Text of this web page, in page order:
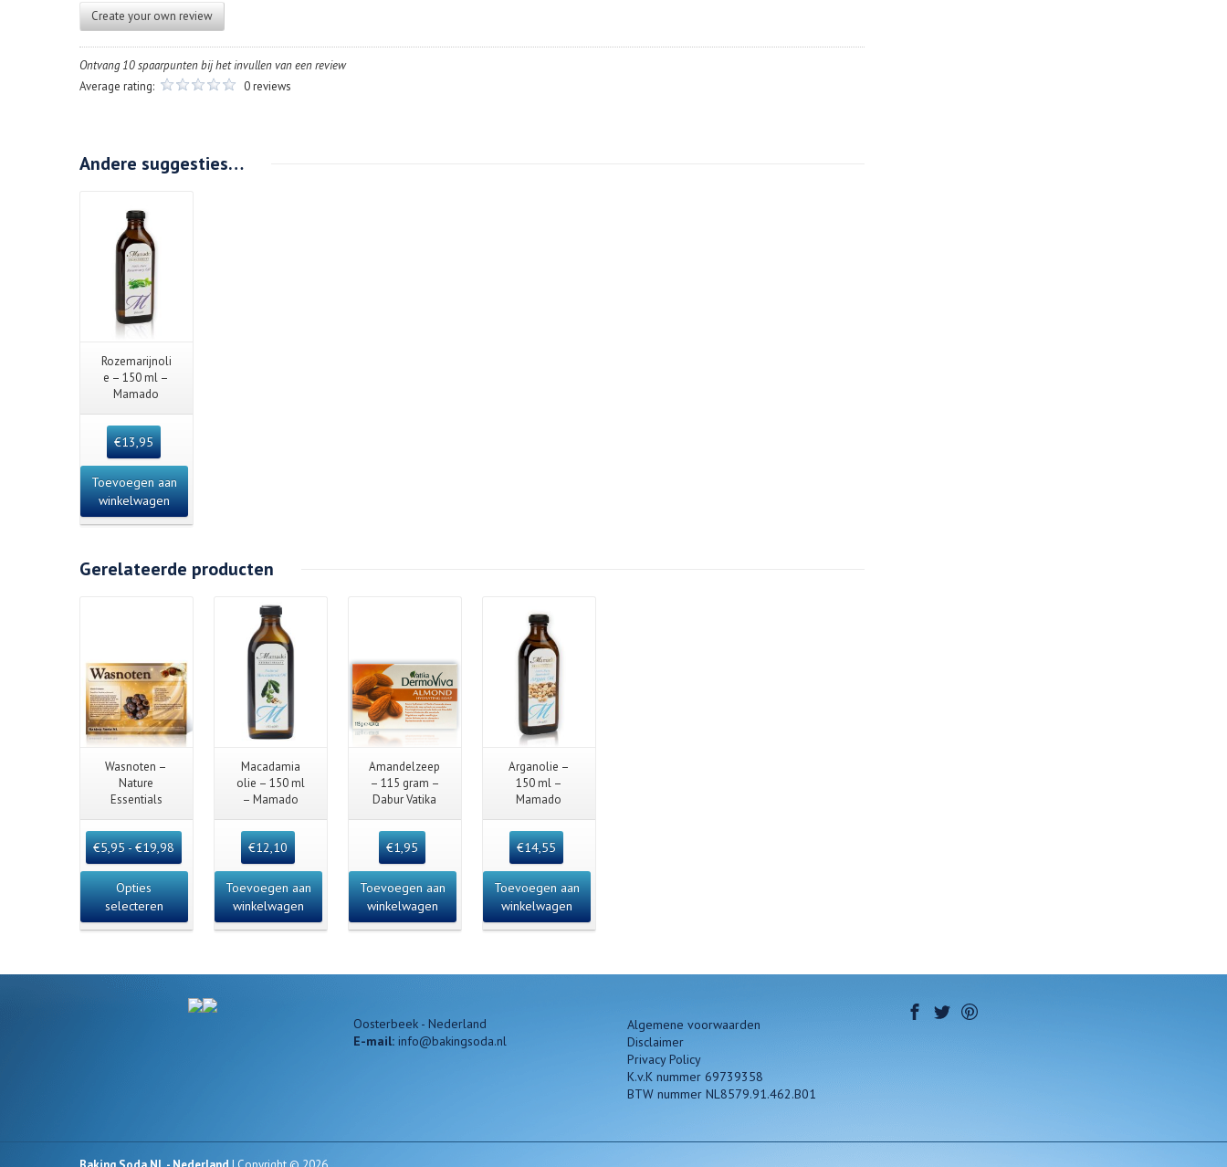
Create your own review
Ontvang 10 spaarpunten bij het invullen van een review
Average rating:
0 reviews
Andere suggesties…
Details
Quick View
Rozemarijnoli
e – 150 ml –
Mamado
€13,95
Toevoegen aan
winkelwagen
Gerelateerde producten
Details
Quick View
Wasnoten –
Nature
Essentials
€5,95- €19,98
Opties
selecteren
Quick View
Macadamia
olie – 150 ml
– Mamado
€12,10
Toevoegen aan
winkelwagen
Quick View
Amandelzeep
– 115 gram –
Dabur Vatika
€1,95
Toevoegen aan
winkelwagen
Quick View
Arganolie –
150 ml –
Mamado
€14,55
Toevoegen aan
winkelwagen
Oosterbeek - Nederland
E-mail: info@bakingsoda.nl
Algemene voorwaarden
Disclaimer
Privacy Policy
K.v.K nummer 69739358
BTW nummer NL8579.91.462.B01